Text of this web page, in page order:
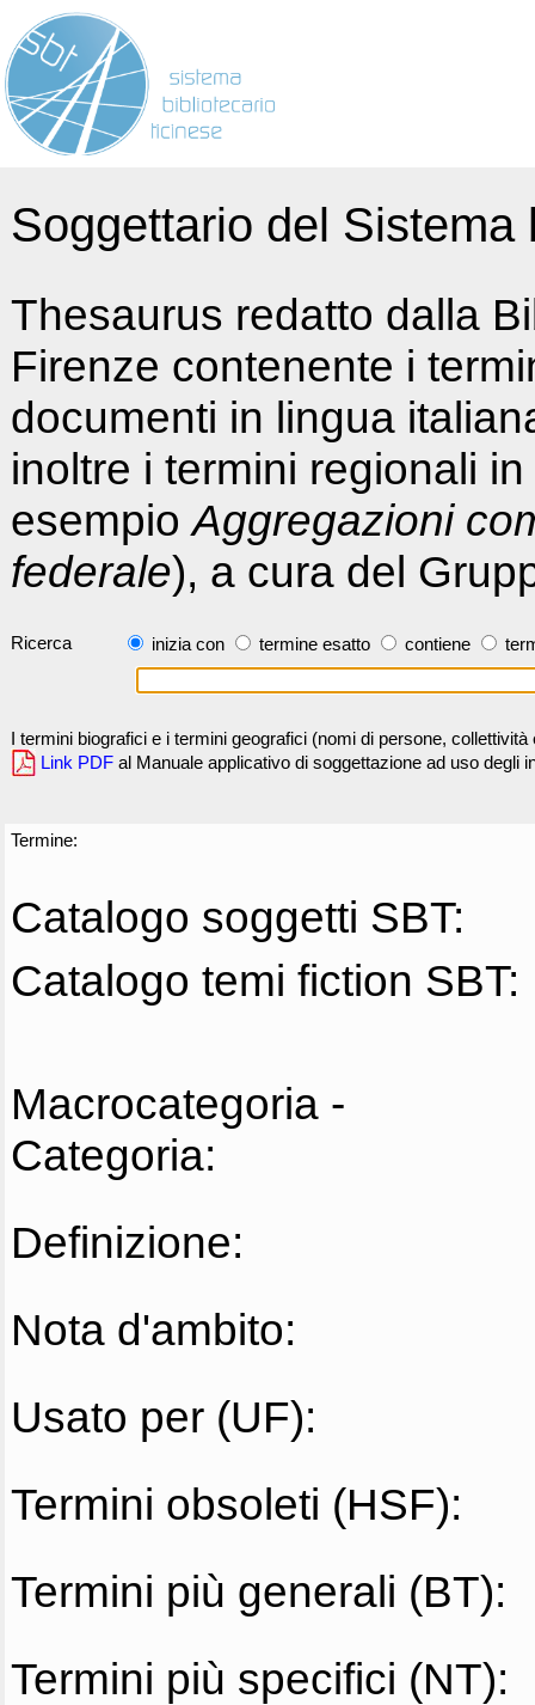
Soggettario del
Thesaurus redatto dalla
Firenze contenente i
documenti in lingua
inoltre i termini regionali
esempioAggregazioni
federale), a cura del
Ricerca inizia con termine esatto contiene
I termini biografici e i termini geografici (nomi di persone,
Link PDF al Manuale applicativo di soggettazione ad uso degli
Termine:
Catalogo soggetti SBT:
Catalogo temi fiction SBT:
Macrocategoria -
Categoria:
Definizione:
Nota d'ambito:
Usato per (UF):
Termini obsoleti (HSF):
Termini più generali (BT):
Termini più specifici (NT):